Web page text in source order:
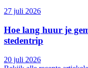
27 juli 2026
Hoe lang huur je
stedentrip
20 juli 2026